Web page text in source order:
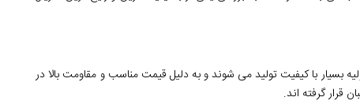
بسیار با کیفیت تولید می شوند و به دلیل قیمت مناسب و مقاومت بالا در
قرار گرفته اند.